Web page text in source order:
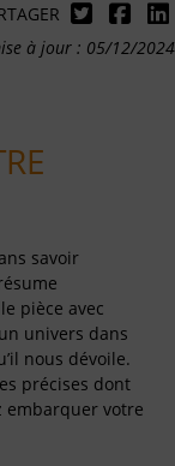
à jour : 05/12/2024
savoir
pièce avec
univers dans
nous dévoile.
précises dont
embarquer votre